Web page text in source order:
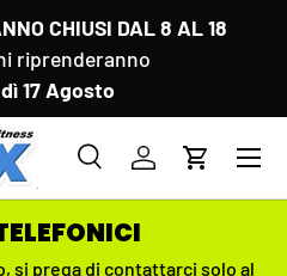
CHIUSI DAL 8 AL 18
riprenderanno
17 Agosto
CercaAccediCarrello
Menu
si prega di contattarci solo al